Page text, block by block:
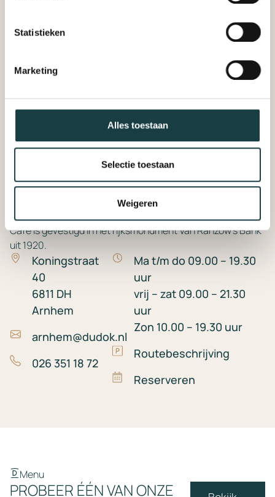
Statistieken
Marketing
Alles toestaan
Selectie toestaan
Weigeren
DUDOK-
ARNHEM
Arnhem barst van de hippe conceptstores, historie en
natuur én is natuurlijk de stad van Dudok. Je vindt ons
onder de toren van de Eusebiuskerk, aan de Sint Jansbeek
die sinds 2017 weer door het centrum stroomt. Ons Grand
Café is gevestigd in het rijksmonument Van Ranzow’s Bank
uit 1920.
Koningstraat
40
6811 DH
Arnhem
arnhem@dudok.nl
026 351 18 72
Ma t/m do 09.00 – 19.30
uur
vrij – zat 09.00 – 21.30
uur
Zon 10.00 – 19.30 uur
Routebeschrijving
Reserveren
Menu
PROBEER ÉÉN VAN ONZE